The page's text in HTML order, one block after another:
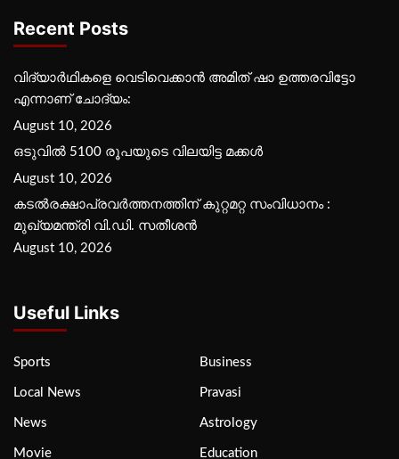
Recent Posts
വിദ്യാര്‍ഥികളെ വെടിവെക്കാന്‍ അമിത് ഷാ ഉത്തരവിട്ടോ
എന്നാണ് ചോദ്യം:
August 10, 2026
ഒടുവിൽ 5100 രൂപയുടെ വിലയിട്ട മക്കൾ
August 10, 2026
കടല്‍രക്ഷാപ്രവര്‍ത്തനത്തിന് കുറ്റമറ്റ സംവിധാനം :
മുഖ്യമന്ത്രി വി.ഡി. സതീശന്‍
August 10, 2026
Useful Links
Sports Business
Local News Pravasi
News Astrology
Movie Education